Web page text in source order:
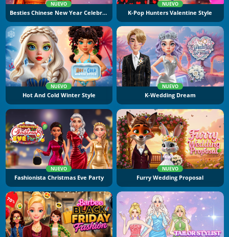
NUEVO
Besties Chinese New Year Celebration
NUEVO
K-Pop Hunters Valentine Style
NUEVO
Hot And Cold Winter Style
NUEVO
K-Wedding Dream
NUEVO
Fashionista Christmas Eve Party
NUEVO
Furry Wedding Proposal